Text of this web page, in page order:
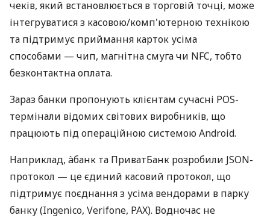
чеків, який встановлюється в торговій точці, може
інтегруватися з касовою/комп'ютерною технікою
та підтримує приймання карток усіма
способами — чип, магнітна смуга чи NFC, тобто
безконтактна оплата.
Зараз банки пропонують клієнтам сучасні POS-
термінали відомих світових виробників, що
працюють під операційною системою Android.
Наприклад, àбанк та ПриватБанк розробили JSON-
протокол — це єдиний касовий протокол, що
підтримує поєднання з усіма вендорами в парку
банку (Ingenico, Verifone, PAX). Водночас не